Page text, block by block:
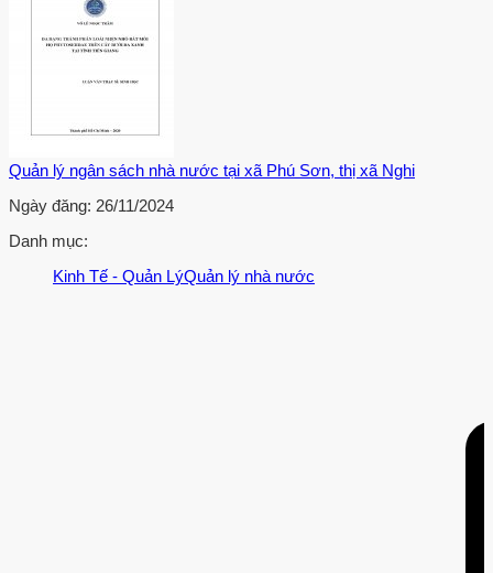
Quản lý ngân sách nhà nước tại xã Phú Sơn, thị xã Nghi
Ngày đăng: 26/11/2024
Danh mục:
Kinh Tế - Quản LýQuản lý nhà nước